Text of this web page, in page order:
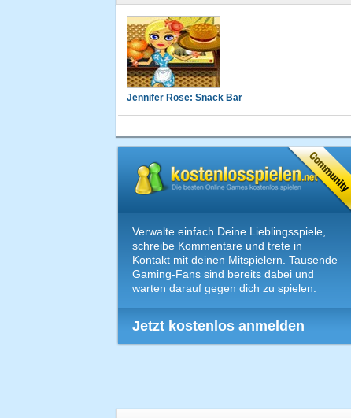
Jennifer Rose: Snack Bar
Verwalte einfach Deine Lieblingsspiele,
schreibe Kommentare und trete in
Kontakt mit deinen Mitspielern. Tausende
Gaming-Fans sind bereits dabei und
warten darauf gegen dich zu spielen.
Jetzt kostenlos anmelden